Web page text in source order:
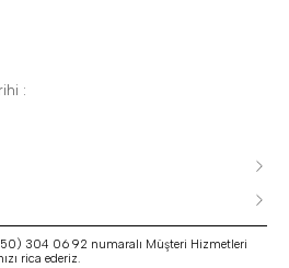
:
304 06 92 numaralı Müşteri Hizmetleri
rica ederiz.